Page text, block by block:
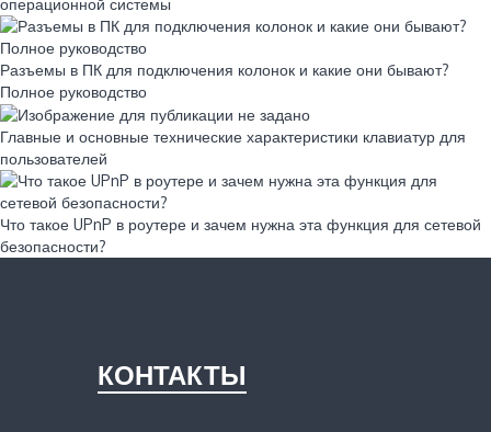
операционной системы
Разъемы в ПК для подключения колонок и какие они бывают?
Полное руководство
Главные и основные технические характеристики клавиатур для
пользователей
Что такое UPnP в роутере и зачем нужна эта функция для сетевой
безопасности?
КОНТАКТЫ